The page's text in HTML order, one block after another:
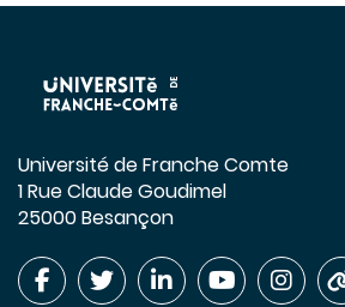
Université de Franche Comte
1 Rue Claude Goudimel
25000 Besançon